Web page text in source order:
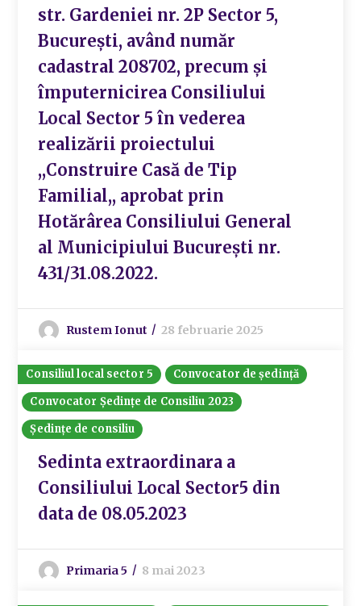
str. Gardeniei nr. 2P Sector 5,
București, având număr
cadastral 208702, precum și
împuternicirea Consiliului
Local Sector 5 în vederea
realizării proiectului
,,Construire Casă de Tip
Familial,, aprobat prin
Hotărârea Consiliului General
al Municipiului București nr.
431/31.08.2022.
Rustem Ionut 28 februarie 2025
Consiliul local sector 5
Convocator de ședință
Convocator Ședințe de Consiliu 2023
Ședințe de consiliu
Sedinta extraordinara a
Consiliului Local Sector5 din
data de 08.05.2023
Primaria 5 8 mai 2023